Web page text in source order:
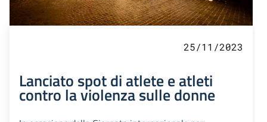
25/11/2023
Lanciato spot di atlete e atleti
contro la violenza sulle donne